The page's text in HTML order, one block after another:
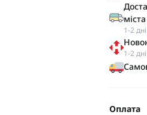
міста
1-2 дні
1-2 дні
Оплата